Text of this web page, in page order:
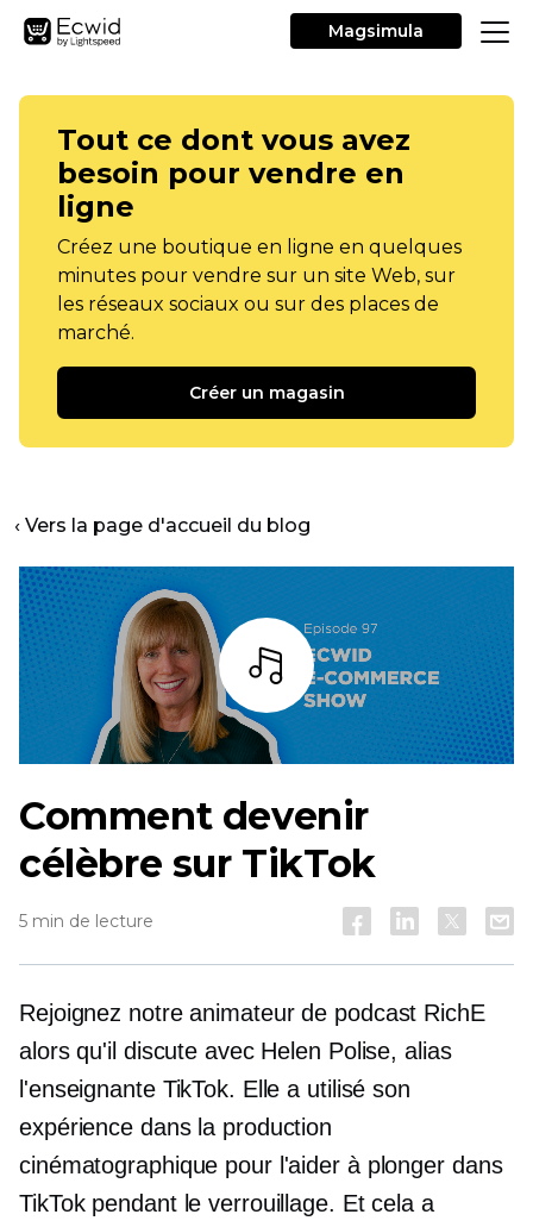
Magsimula
Tout ce dont vous avez
besoin pour vendre en
ligne
Créez une boutique en ligne en quelques
minutes pour vendre sur un site Web, sur
les réseaux sociaux ou sur des places de
marché.
Créer un magasin
‹ Vers la page d'accueil du blog
Écoutez
Comment devenir
célèbre sur TikTok
5 min de lecture
Rejoignez notre animateur de podcast RichE
alors qu'il discute avec Helen Polise, alias
l'enseignante TikTok. Elle a utilisé son
expérience dans la production
cinématographique pour l'aider à plonger dans
TikTok pendant le verrouillage. Et cela a